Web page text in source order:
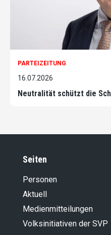
PARTEIZEITUNG
16.07.2026
Neutralität schützt die
Seiten
Personen
Aktuell
Medienmitteilungen
Volksinitiativen der SVP